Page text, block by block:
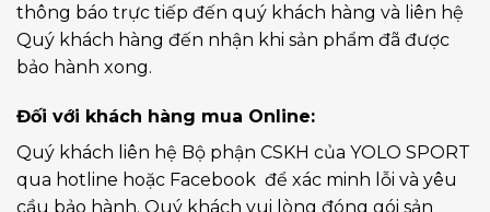
thông báo trực tiếp đến quý khách hàng và liên hệ
Quý khách hàng đến nhận khi sản phẩm đã được
bảo hành xong.
Đối với khách hàng mua Online:
Quý khách liên hệ Bộ phận CSKH của YOLO SPORT
qua hotline hoặc Facebook để xác minh lỗi và yêu
cầu bảo hành. Quý khách vui lòng đóng gói sản